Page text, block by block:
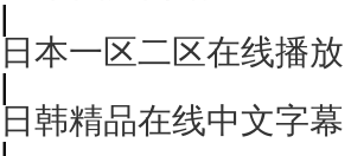
|
日本一区二区在线播放
|
日韩精品在线中文字幕